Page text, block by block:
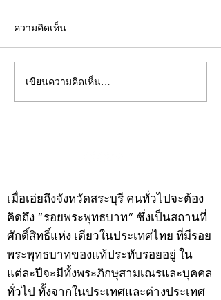
คอลัมน์"จับชีพจรวงการ
พระ"ประจำพุธที่ 29
ความคิดเห็น
เขียนความคิดเห็น…
เมื่อเอ่ยถึงจังหวัดสระบุรี คนทั่วไปจะต้อง
คิดถึง “รอยพระพุทธบาท” ซึ่งเป็นสถานที่
ศักดิ์สิทธิ์แห่ง เดียวในประเทศไทย ที่มีรอย
พระพุทธบาทของแท้ประทับรอยอยู่ ใน
แต่ละปีจะมีทั้งพระภิกษุสามเณรและบุคคล
ทั่วไป ทั้งจากในประเทศและต่างประเทศ